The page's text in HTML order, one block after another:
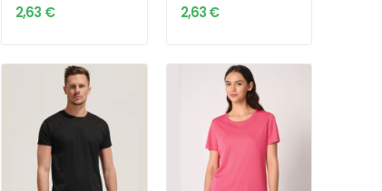
2,63 € 2,63 €